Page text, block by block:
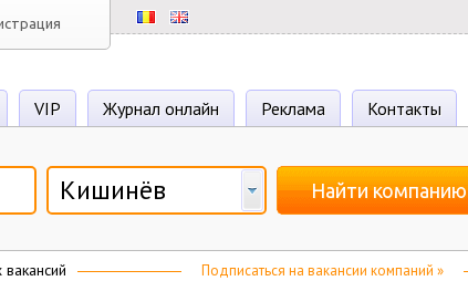
VIP Журнал онлайн Реклама Контакты
Кишинёв Найти компанию
Подписаться на вакансии компаний »